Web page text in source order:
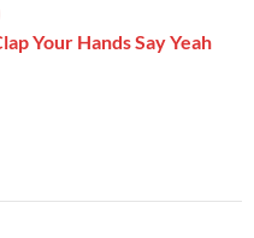
Your Hands Say Yeah